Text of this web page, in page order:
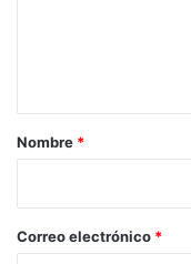
r
*
Nombre *
Correo electrónico *